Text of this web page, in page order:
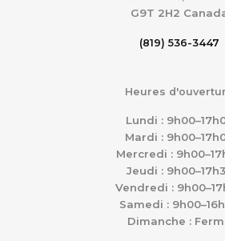
G9T 2H2
(819) 536-3447
Heures
Lundi :
Mardi :
Mercredi :
Jeudi :
Vendredi :
Samedi :
Dimanche :